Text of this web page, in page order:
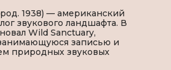
1938) — американский
звукового ландшафта. В
Wild Sanctuary,
записью и
природных звуковых